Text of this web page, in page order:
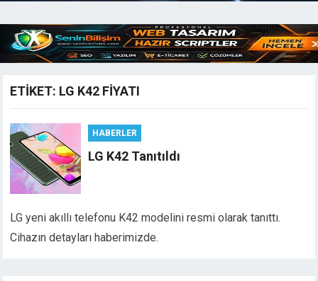
ETIKET: LG K42 FIYATI
HABERLER
LG K42 Tanıtıldı
LG yeni akıllı telefonu K42 modelini resmi olarak tanıttı.
Cihazın detayları haberimizde.